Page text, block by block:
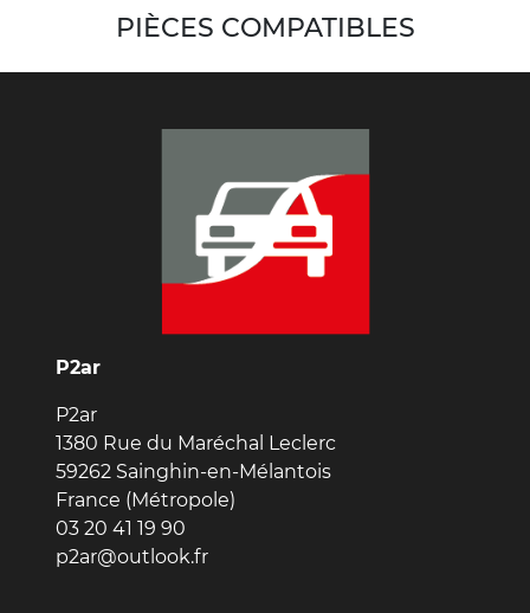
PIÈCES COMPATIBLES
P2ar
P2ar
1380 Rue du Maréchal Leclerc
59262 Sainghin-en-Mélantois
France (Métropole)
03 20 41 19 90
p2ar@outlook.fr